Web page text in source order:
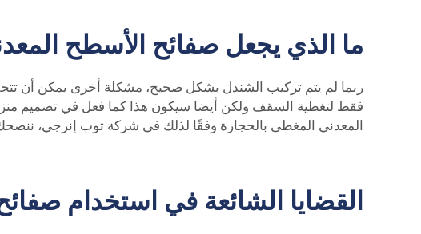
ما الذي يجعل صفائح الأسطح
ربما لم يتم تركيب الشندل بشكل صحيح، مشكلة أخرى يمكن أن
فقط لتغطية السقف ولكن أيضا سيكون هذا كما فعل في تصميم
المعدني المغطى بالحجارة وفقًا لذلك في شركة توب إنرجي، ننصحك
القضايا الشائعة في استخدام